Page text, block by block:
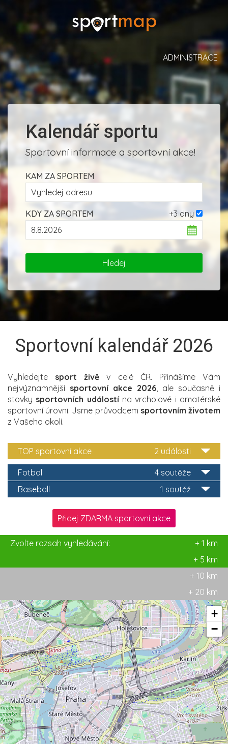
ADMINISTRACE
Kalendář sportu
Sportovní informace a sportovní akce!
KAM ZA SPORTEM
+3 dny
KDY ZA SPORTEM
Sportovní kalendář 2026
Vyhledejte sport živě v celé ČR. Přinášíme Vám
nejvýznamnější sportovní akce 2026, ale současně i
stovky sportovních událostína vrcholové i amatérské
sportovní úrovni. Jsme průvodcem sportovním životem
z Vašeho okolí.
2 události
TOP sportovní akce
4 soutěže
Fotbal
1 soutěž
Baseball
Přidej ZDARMA sportovní akce
Zvolte rozsah vyhledávání:
+ 1 km
+ 5 km
+ 10 km
+ 20 km
+
−